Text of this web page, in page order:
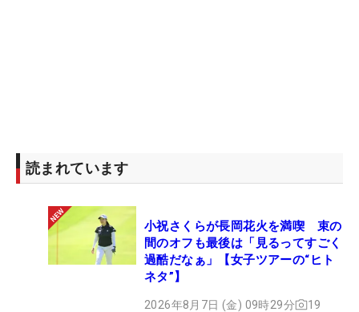
読まれています
小祝さくらが長岡花火を満喫 束の
間のオフも最後は「見るってすごく
過酷だなぁ」【女子ツアーの“ヒト
ネタ”】
2026年8月7日 (金) 09時29分 19